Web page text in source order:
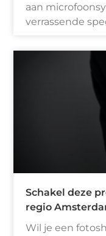
aan
verrassende
Schakel deze
regio
Wil je een